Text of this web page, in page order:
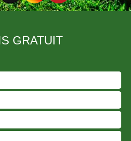
GRATUIT